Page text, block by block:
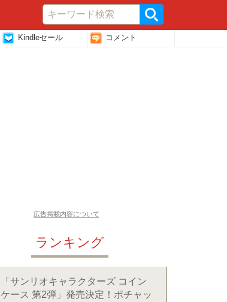
Kindleセール コメント
広告掲載内容について
ランキング
「サンリオキャラクターズ コイン
ケース 第2弾」発売決定！ポチャッ